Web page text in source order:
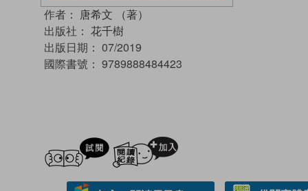
作者： 唐希文 （著）
出版社： 花千樹
出版日期： 07/2019
國際書號： 9789888484423
試閲